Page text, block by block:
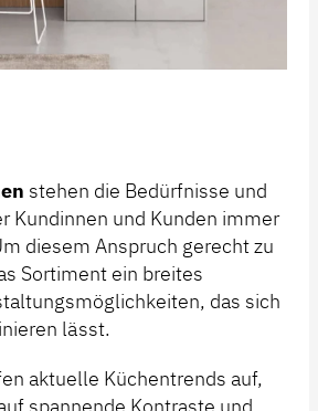
stehen die Bedürfnisse und
Kundinnen und Kunden immer
diesem Anspruch gerecht zu
Sortiment ein breites
das sich
lässt.
aktuelle Küchentrends auf,